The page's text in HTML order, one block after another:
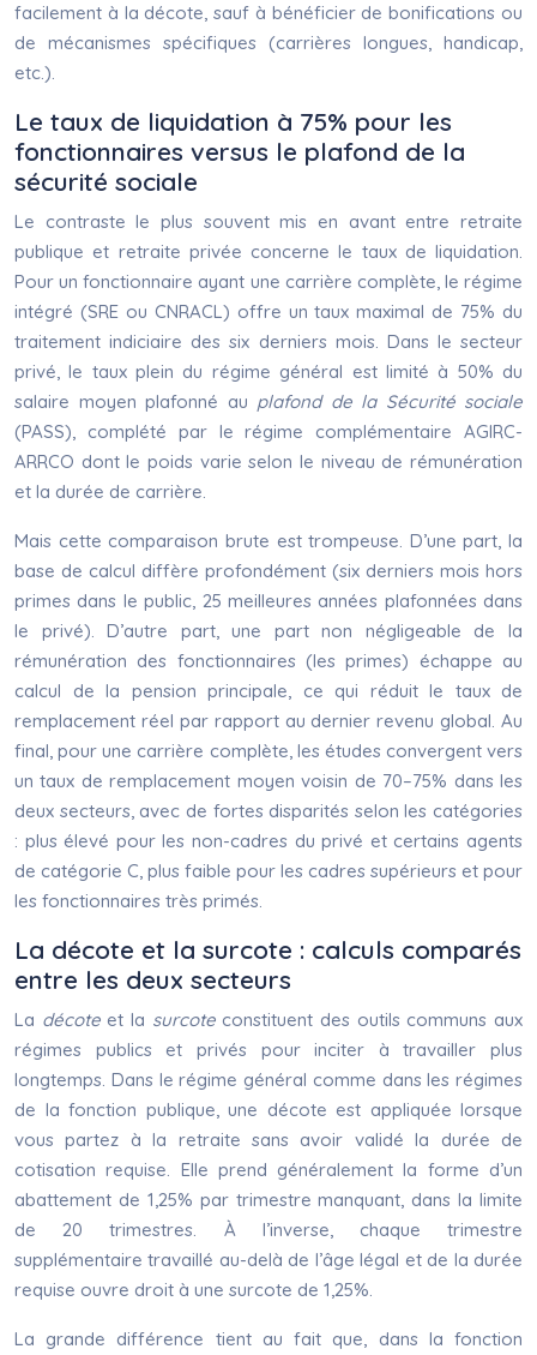
facilement à la décote, sauf à bénéficier de bonifications ou
de mécanismes spécifiques (carrières longues, handicap,
etc.).
Le taux de liquidation à 75% pour les
fonctionnaires versus le plafond de la
sécurité sociale
Le contraste le plus souvent mis en avant entre retraite
publique et retraite privée concerne le taux de liquidation.
Pour un fonctionnaire ayant une carrière complète, le régime
intégré (SRE ou CNRACL) offre un taux maximal de 75% du
traitement indiciaire des six derniers mois. Dans le secteur
privé, le taux plein du régime général est limité à 50% du
salaire moyen plafonné au plafond de la Sécurité sociale
(PASS), complété par le régime complémentaire AGIRC-
ARRCO dont le poids varie selon le niveau de rémunération
et la durée de carrière.
Mais cette comparaison brute est trompeuse. D’une part, la
base de calcul diffère profondément (six derniers mois hors
primes dans le public, 25 meilleures années plafonnées dans
le privé). D’autre part, une part non négligeable de la
rémunération des fonctionnaires (les primes) échappe au
calcul de la pension principale, ce qui réduit le taux de
remplacement réel par rapport au dernier revenu global. Au
final, pour une carrière complète, les études convergent vers
un taux de remplacement moyen voisin de 70–75% dans les
deux secteurs, avec de fortes disparités selon les catégories
: plus élevé pour les non-cadres du privé et certains agents
de catégorie C, plus faible pour les cadres supérieurs et pour
les fonctionnaires très primés.
La décote et la surcote : calculs comparés
entre les deux secteurs
La décoteet la surcoteconstituent des outils communs aux
régimes publics et privés pour inciter à travailler plus
longtemps. Dans le régime général comme dans les régimes
de la fonction publique, une décote est appliquée lorsque
vous partez à la retraite sans avoir validé la durée de
cotisation requise. Elle prend généralement la forme d’un
abattement de 1,25% par trimestre manquant, dans la limite
de 20 trimestres. À l’inverse, chaque trimestre
supplémentaire travaillé au-delà de l’âge légal et de la durée
requise ouvre droit à une surcote de 1,25%.
La grande différence tient au fait que, dans la fonction